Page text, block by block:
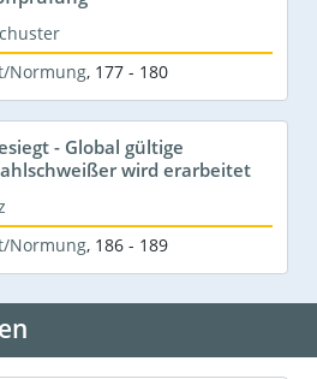
Normung, 177 - 180
- Global gültige
wird erarbeitet
Normung, 186 - 189